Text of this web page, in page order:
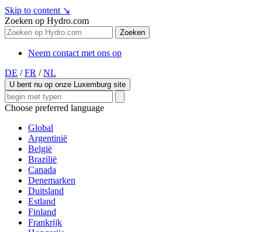
Skip to content ↘
Zoeken op Hydro.com
Zoeken
Neem contact met ons op
DE / FR / NL
U bent nu op onze Luxemburg site
Choose preferred language
Global
Argentinië
België
Brazilië
Canada
Denemarken
Duitsland
Estland
Finland
Frankrijk